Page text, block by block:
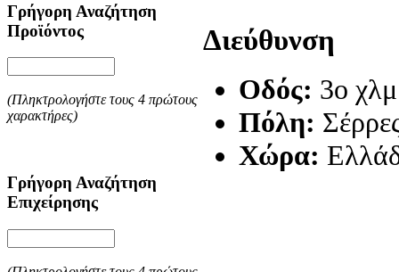
Γρήγορη Αναζήτηση
Προϊόντος
(Πληκτρολογήστε τους 4 πρώτους
χαρακτήρες)
Γρήγορη Αναζήτηση
Επιχείρησης
Διεύθυνση
Οδός: 3ο
Πόλη:
Χώρα: